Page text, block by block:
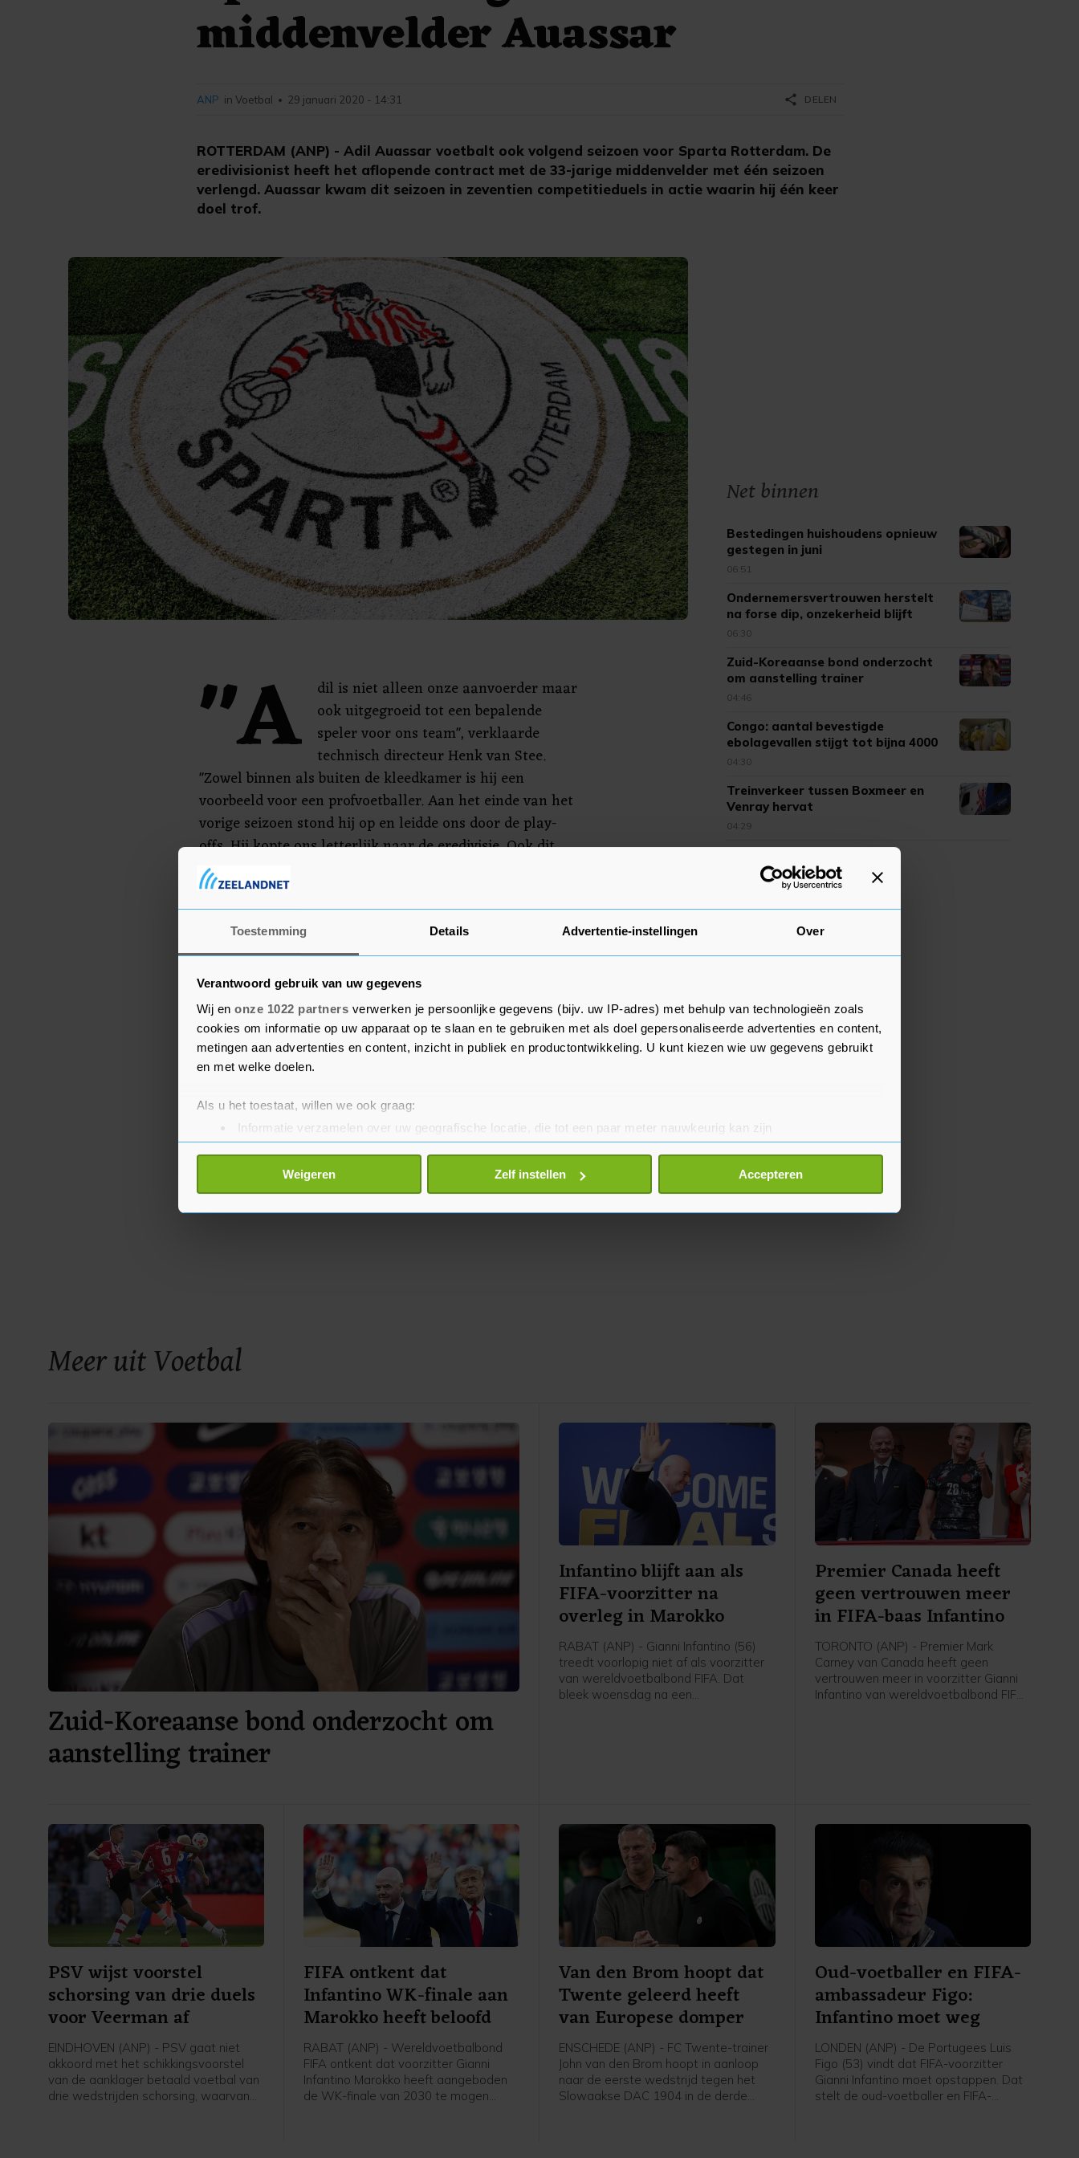
Toestemming Details Advertentie-instellingen Over
Verantwoord gebruik van uw gegevens
Wij en onze 1022 partners verwerken je persoonlijke gegevens (bijv. uw IP-adres) met behulp van technologieën zoals
cookies om informatie op uw apparaat op te slaan en te gebruiken met als doel gepersonaliseerde advertenties en content,
metingen aan advertenties en content, inzicht in publiek en productontwikkeling. U kunt kiezen wie uw gegevens gebruikt
en met welke doelen.
Als u het toestaat, willen we ook graag:
Informatie verzamelen over uw geografische locatie, die tot een paar meter nauwkeurig kan zijn
Uw apparaat identificeren door het actief te scannen op specifieke eigenschappen (fingerprinting)
Lees meer over hoe uw persoonlijke gegevens worden verwerkt en stel uw voorkeuren in het
detailgedeelte
toestemming op elk moment wijzigen of intrekken in de Cookieverklaring.
Weigeren Zelf instellen Accepteren
middenvelder Auassar
ROTTERDAM (ANP) - Adil Auassar voetbalt ook volgend seizoen voor Sparta Rotterdam. De
eredivisionist heeft het aflopende contract met de 33-jarige middenvelder met één seizoen
verlengd. Auassar kwam dit seizoen in zeventien competitieduels in actie waarin hij één keer
doel trof.
ANP in Voetbal • 29 januari 2020 - 14:31 share DELEN
"A
dil is niet alleen onze aanvoerder maar
ook uitgegroeid tot een bepalende
speler voor ons team", verklaarde
technisch directeur Henk van Stee.
"Zowel binnen als buiten de kleedkamer is hij een
voorbeeld voor een profvoetballer. Aan het einde van het
vorige seizoen stond hij op en leidde ons door de play-
offs. Hij kopte ons letterlijk naar de eredivisie. Ook dit
seizoen is Adil een vaste waarde en mede daarom hebben
we hem ook graag volgend seizoen in onze selectie."
Auassar kwam eerder onder meer uit voor VVV-Venlo,
Feyenoord, Excelsior en Roda JC.
Meer uit Voetbal
Zuid-Koreaanse bond onderzocht om
aanstelling trainer
Infantino blijft aan als
FIFA-voorzitter na
overleg in Marokko
RABAT (ANP) - Gianni Infantino (56)
treedt voorlopig niet af als voorzitter
van wereldvoetbalbond FIFA. Dat
bleek woensdag na een
Premier Canada heeft
geen vertrouwen meer
in FIFA-baas Infantino
TORONTO (ANP) - Premier Mark
Carney van Canada heeft geen
vertrouwen meer in voorzitter Gianni
Infantino van wereldvoetbalbond FIFA,
teruggetrokken.
PSV wijst voorstel
schorsing van drie duels
voor Veerman af
EINDHOVEN (ANP) - PSV gaat niet
akkoord met het schikkingsvoorstel
van de aanklager betaald voetbal van
drie wedstrijden schorsing, waarvan
FIFA ontkent dat
Infantino WK-finale aan
Marokko heeft beloofd
RABAT (ANP) - Wereldvoetbalbond
FIFA ontkent dat voorzitter Gianni
Infantino Marokko heeft aangeboden
de WK-finale van 2030 te mogen
Van den Brom hoopt dat
Twente geleerd heeft
van Europese domper
ENSCHEDE (ANP) - FC Twente-trainer
John van den Brom hoopt in aanloop
naar de eerste wedstrijd tegen het
Slowaakse DAC 1904 in de derde
Oud-voetballer en FIFA-
ambassadeur Figo:
Infantino moet weg
LONDEN (ANP) - De Portugees Luis
Figo (53) vindt dat FIFA-voorzitter
Gianni Infantino moet opstappen. Dat
stelt de oud-voetballer en FIFA-
Net binnen
Bestedingen huishoudens opnieuw
gestegen in juni
06:51
Ondernemersvertrouwen herstelt
na forse dip, onzekerheid blijft
06:30
Zuid-Koreaanse bond onderzocht
om aanstelling trainer
04:46
Congo: aantal bevestigde
ebolagevallen stijgt tot bijna 4000
04:30
Treinverkeer tussen Boxmeer en
Venray hervat
04:29